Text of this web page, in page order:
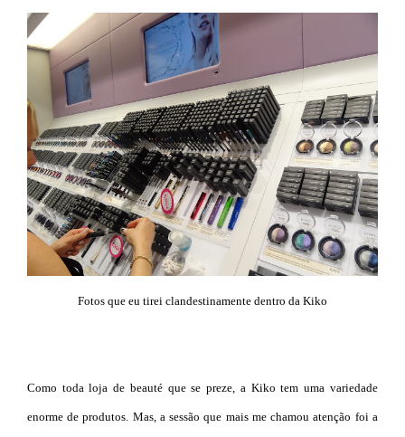
Fotos que eu tirei clandestinamente dentro da Kiko
Como toda loja de beauté que se preze, a Kiko tem uma variedade
enorme de produtos. Mas, a sessão que mais me chamou atenção foi a